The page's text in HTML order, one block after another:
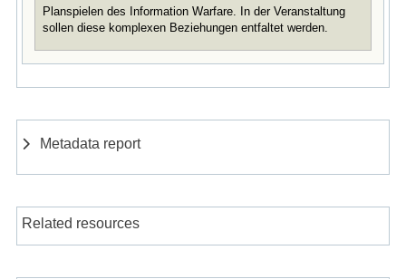
Planspielen des Information Warfare. In der Veranstaltung
sollen diese komplexen Beziehungen entfaltet werden.
Metadata report
Related resources